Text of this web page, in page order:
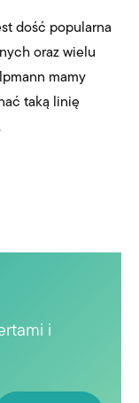
dość popularna
oraz wielu
mamy
taką linię
i